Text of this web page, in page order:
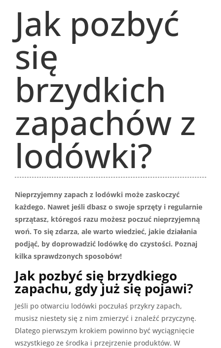
Jak pozbyć
się
brzydkich
zapachów z
lodówki?
Nieprzyjemny zapach z lodówki może zaskoczyć
każdego. Nawet jeśli dbasz o swoje sprzęty i regularnie
sprzątasz, któregoś razu możesz poczuć nieprzyjemną
woń. To się zdarza, ale warto wiedzieć, jakie działania
podjąć, by doprowadzić lodówkę do czystości. Poznaj
kilka sprawdzonych sposobów!
Jak pozbyć się brzydkiego
zapachu, gdy już się pojawi?
Jeśli po otwarciu lodówki poczułaś przykry zapach,
musisz niestety się z nim zmierzyć i znaleźć przyczynę.
Dlatego pierwszym krokiem powinno być wyciągnięcie
wszystkiego ze środka i przejrzenie produktów. W